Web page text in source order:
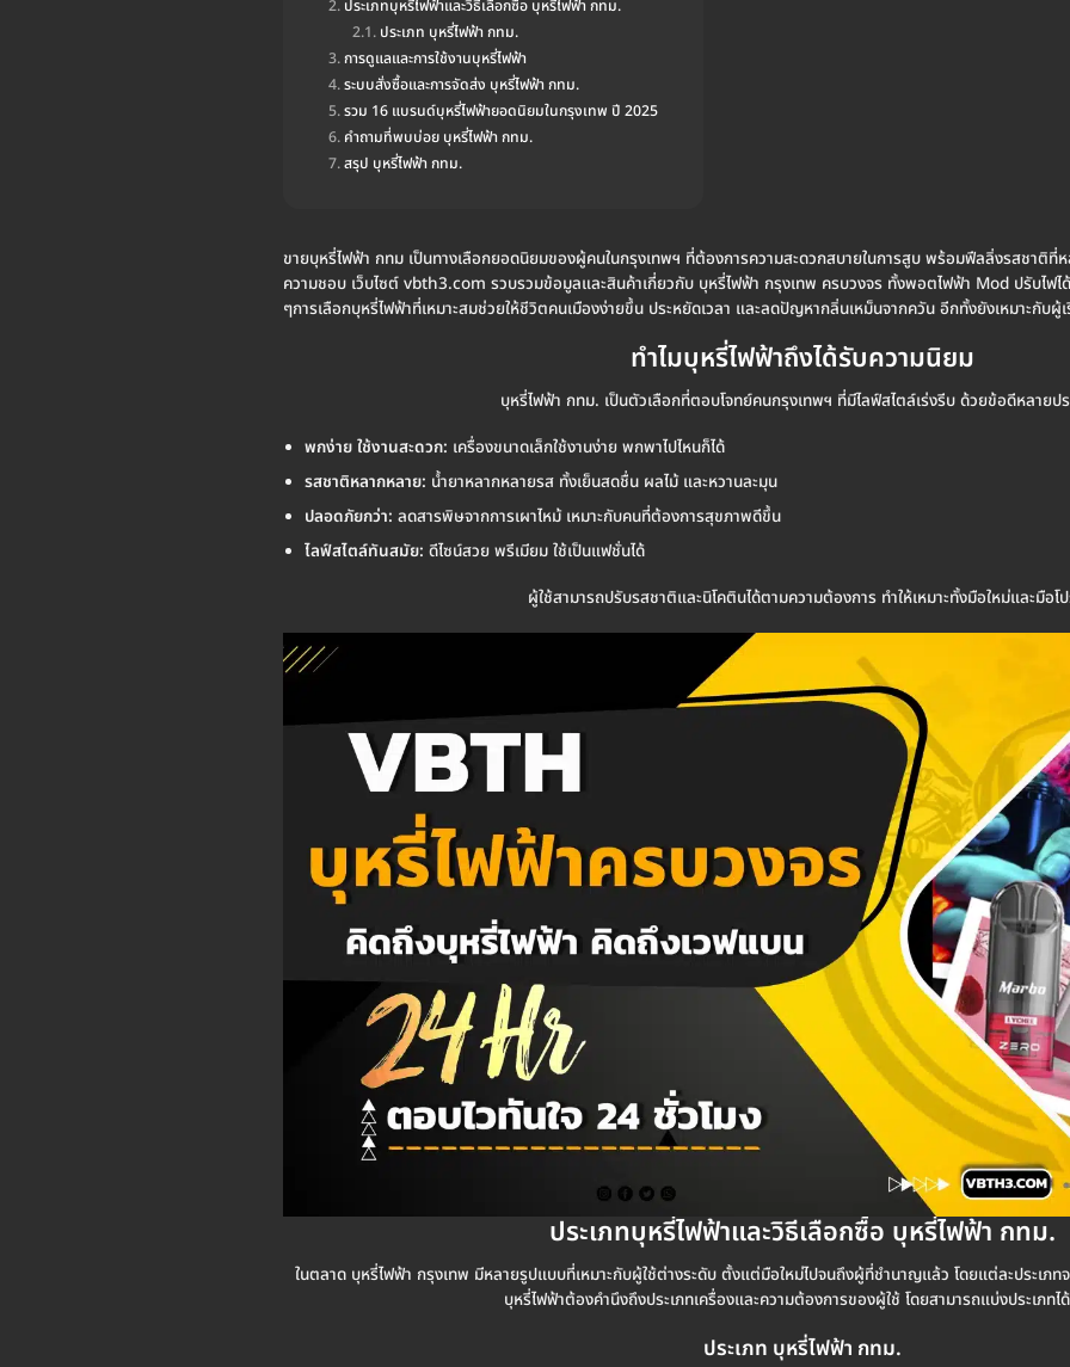
ประเภทบุหรี่ไฟฟ้าและวิธีเลือกซื้อ บุหรี่ไฟฟ้า กทม.
ประเภท บุหรี่ไฟฟ้า กทม.
การดูแลและการใช้งานบุหรี่ไฟฟ้า
ระบบสั่งซื้อและการจัดส่ง บุหรี่ไฟฟ้า กทม.
รวม 16 แบรนด์บุหรี่ไฟฟ้ายอดนิยมในกรุงเทพ ปี 2025
คำถามที่พบบ่อย บุหรี่ไฟฟ้า กทม.
สรุป บุหรี่ไฟฟ้า กทม.
ขายบุหรี่ไฟฟ้า กทม เป็นทางเลือกยอดนิยมของผู้คนในกรุงเทพฯ ที่ต้องการความสะดวกสบายในการสูบ พร้อมฟีลลิ่งรสชาติที่
ความชอบ เว็บไซต์ vbth3.com รวบรวมข้อมูลและสินค้าเกี่ยวกับ บุหรี่ไฟฟ้า กรุงเทพ ครบวงจร ทั้งพอตไฟฟ้า Mod ปรับไฟ
ๆการเลือกบุหรี่ไฟฟ้าที่เหมาะสมช่วยให้ชีวิตคนเมืองง่ายขึ้น ประหยัดเวลา และลดปัญหากลิ่นเหม็นจากควัน อีกทั้งยังเหมาะกับ
ทำไมบุหรี่ไฟฟ้าถึงได้รับความนิยม
บุหรี่ไฟฟ้า กทม. เป็นตัวเลือกที่ตอบโจทย์คนกรุงเทพฯ ที่มีไลฟ์สไตล์เร่งรีบ ด้วยข้อดีหลายป
พกง่าย ใช้งานสะดวก: เครื่องขนาดเล็กใช้งานง่าย พกพาไปไหนก็ได้
รสชาติหลากหลาย: น้ำยาหลากหลายรส ทั้งเย็นสดชื่น ผลไม้ และหวานละมุน
ปลอดภัยกว่า: ลดสารพิษจากการเผาไหม้ เหมาะกับคนที่ต้องการสุขภาพดีขึ้น
ไลฟ์สไตล์ทันสมัย: ดีไซน์สวย พรีเมียม ใช้เป็นแฟชั่นได้
ผู้ใช้สามารถปรับรสชาติและนิโคตินได้ตามความต้องการ ทำให้เหมาะทั้งมือใหม่และมือโ
ประเภทบุหรี่ไฟฟ้าและวิธีเลือกซื้อ บุหรี่ไฟฟ้า กทม.
ในตลาด บุหรี่ไฟฟ้า กรุงเทพ มีหลายรูปแบบที่เหมาะกับผู้ใช้ต่างระดับ ตั้งแต่มือใหม่ไปจนถึงผู้ที่ชำนาญแล้ว โดยแต่ละประเภ
บุหรี่ไฟฟ้าต้องคำนึงถึงประเภทเครื่องและความต้องการของผู้ใช้ โดยสามารถแบ่งประเภทไ
ประเภท บุหรี่ไฟฟ้า กทม.